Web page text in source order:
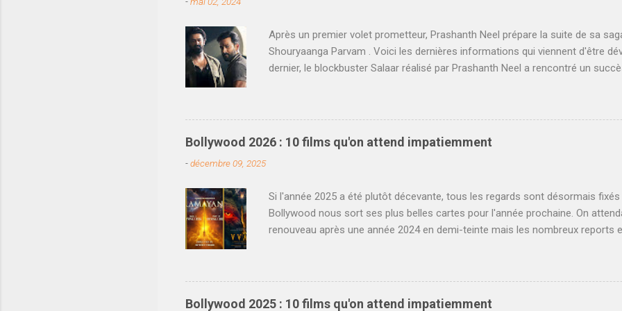
Après un premier volet prometteur, Prashanth Neel prépare la suite de sa
Shouryaanga Parvam . Voici les dernières informations qui viennent d'être
dernier, le blockbuster Salaar réalisé par Prashanth Neel a rencontré un
les choses en grand et rêve de faire mieux. On savait que plusieurs
en même temps que le premier volet pour Salaar 2 , cependant il fallait
officielle du tournage. Dans un article publié cette semaine, on apprend ainsi
Bollywood 2026 : 10 films qu'on attend impatiemment
-décembre 09, 2025
Si l'année 2025 a été plutôt décevante, tous les regards sont désormais
Bollywood nous sort ses plus belles cartes pour l'année prochaine. On
renouveau après une année 2024 en demi-teinte mais les nombreux reports
riche qu'il est très compliqué de ne sélectionner que 10 films à surveiller.
exhaustive des projets les plus prometteurs qui nous attendent. Entre films
Bollywood 2025 : 10 films qu'on attend impatiemment